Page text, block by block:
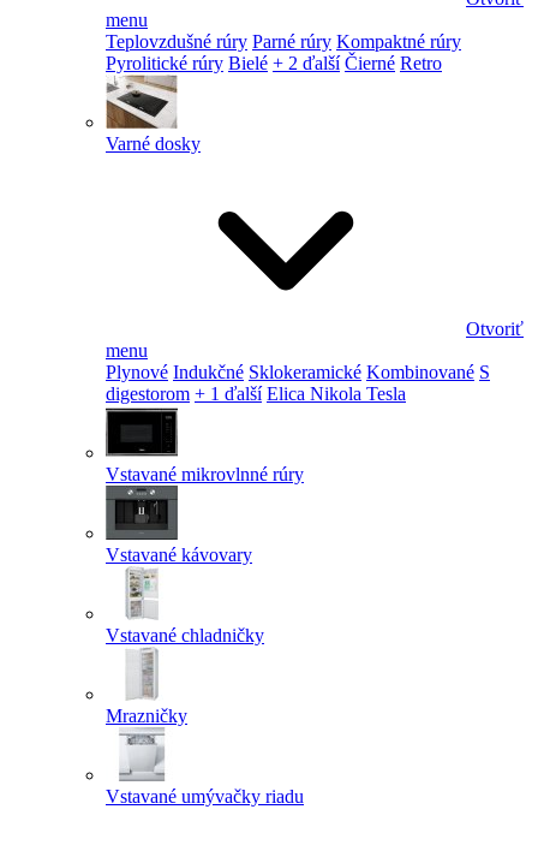
menu
Teplovzdušné rúry Parné rúry Kompaktné rúry
Pyrolitické rúry Bielé + 2 ďalší Čierné Retro
Varné dosky
Otvoriť
menu
Plynové Indukčné Sklokeramické Kombinované S
digestorom + 1 ďalší Elica Nikola Tesla
Vstavané mikrovlnné rúry
Vstavané kávovary
Vstavané chladničky
Mrazničky
Vstavané umývačky riadu